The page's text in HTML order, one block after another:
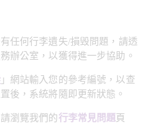
任何行李遺失/損毁問題，請透
辦公室，以獲得進一步協助。
」網站輸入您的參考編號，以查
後，系統將隨即更新狀態。
瀏覽我們的行李常見問題頁